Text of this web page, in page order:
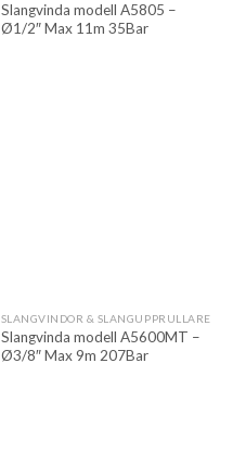
Slangvinda modell A5805 –
Ø1/2″ Max 11m 35Bar
SLANGVINDOR & SLANGUPPRULLARE
Slangvinda modell A5600MT –
Ø3/8″ Max 9m 207Bar